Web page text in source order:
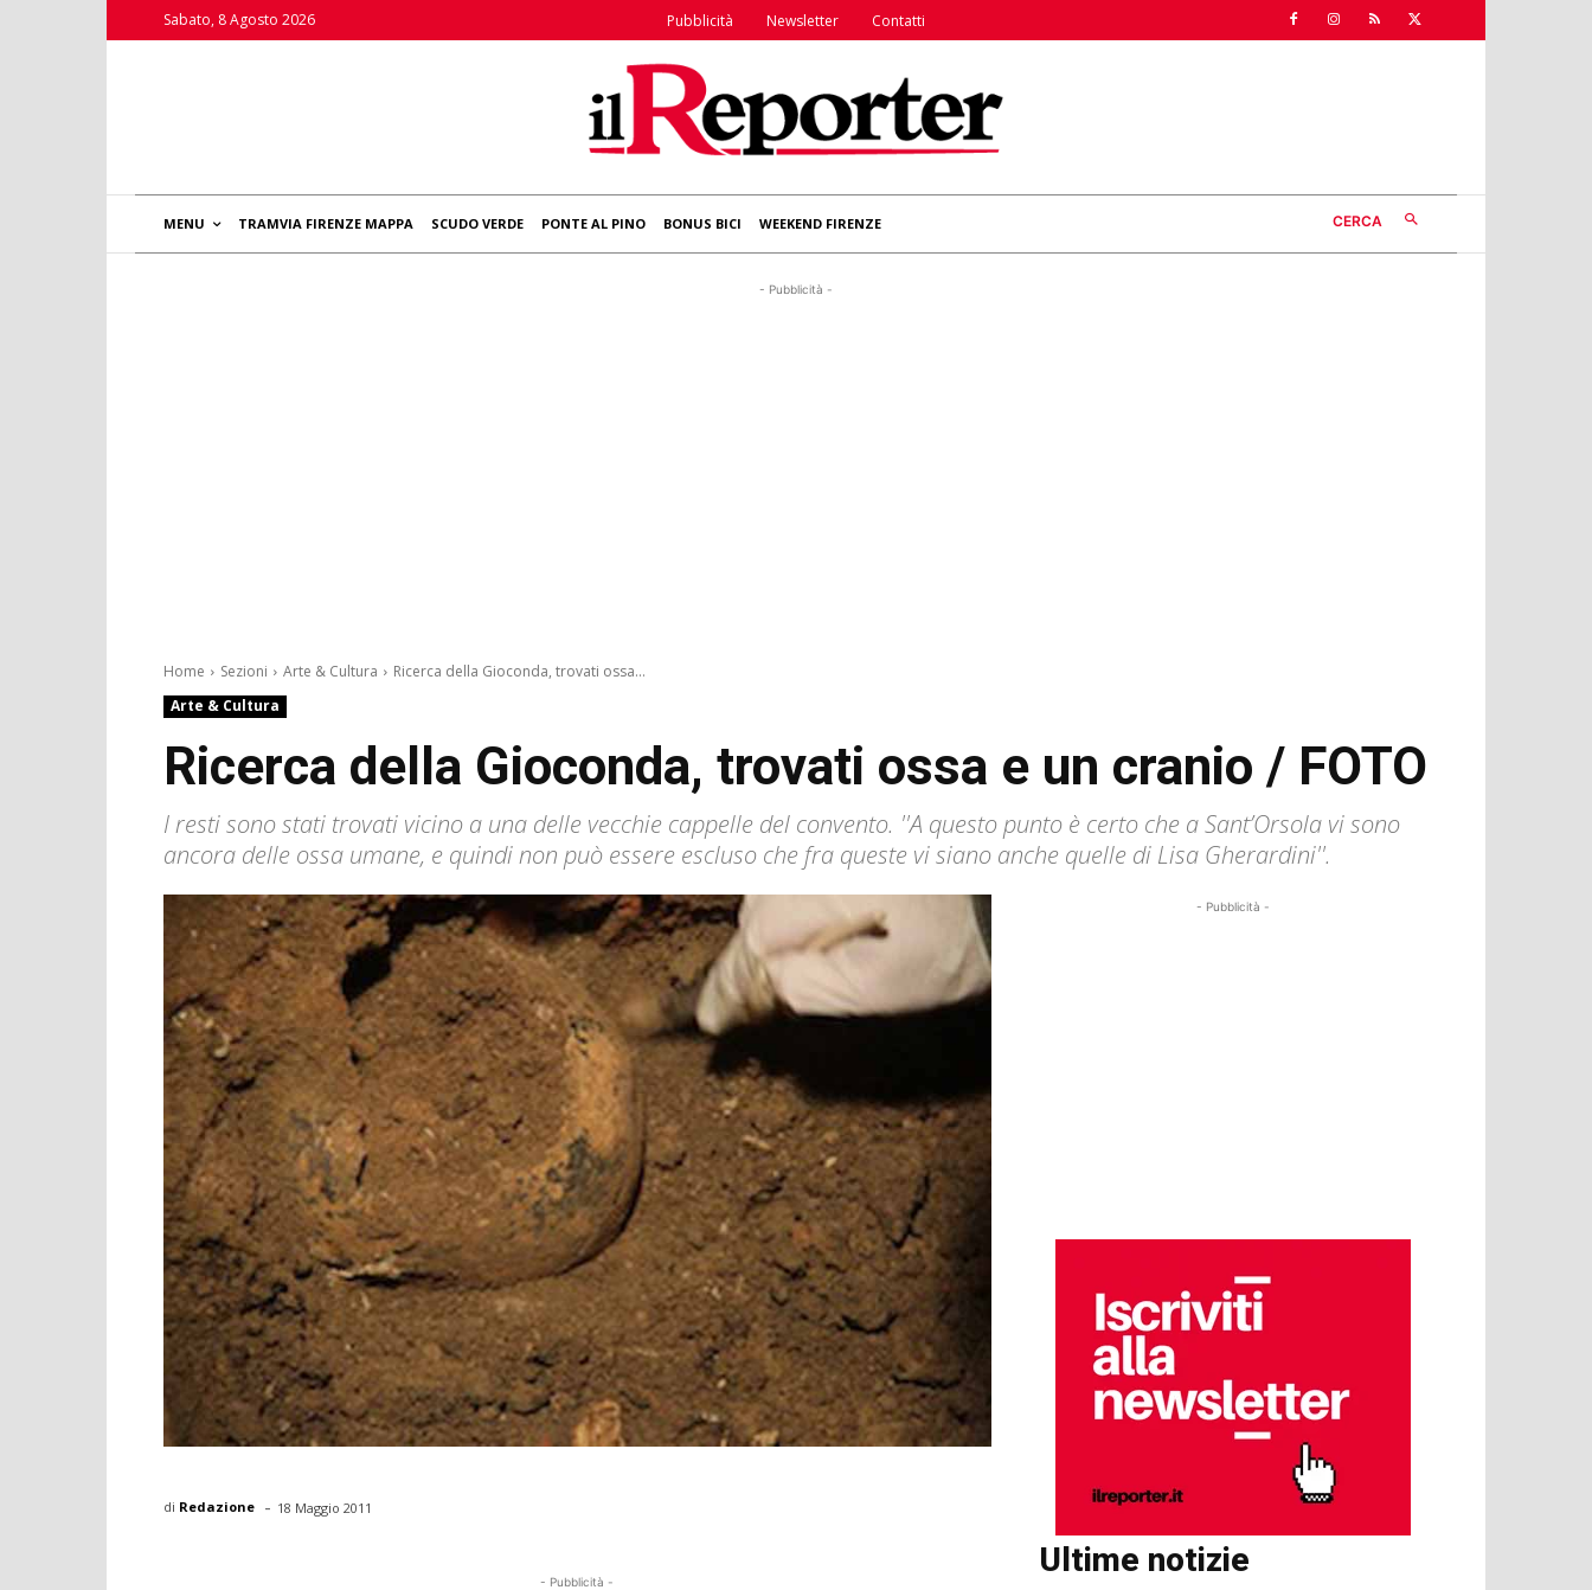
Sabato, 8 Agosto 2026 Pubblicità Newsletter Contatti
MENU TRAMVIA FIRENZE MAPPA SCUDO VERDE PONTE AL PINO BONUS BICI WEEKEND FIRENZE CERCA
- Pubblicità -
Home Sezioni Arte & Cultura
Ricerca della Gioconda, trovati ossa...
Arte & Cultura
Ricerca della Gioconda, trovati ossa e un cranio / FOTO
I resti sono stati trovati vicino a una delle vecchie cappelle del convento. ''A questo punto è certo che a Sant’Orsola vi sono
ancora delle ossa umane, e quindi non può essere escluso che fra queste vi siano anche quelle di Lisa Gherardini''.
di Redazione - 18 Maggio 2011
- Pubblicità -
- Pubblicità -
Ultime notizie